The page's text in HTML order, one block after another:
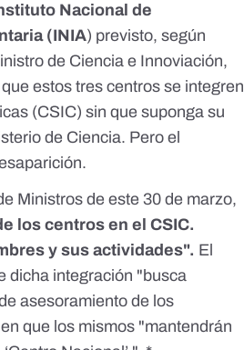
Nacional de
(INIA) previsto, según
de Ciencia e Innoviación,
estos tres centros se integren
(CSIC) sin que suponga su
de Ciencia. Pero el
Ministros de este 30 de marzo,
los centros en el CSIC.
y sus actividades". El
dicha integración "busca
asesoramiento de los
que los mismos "mantendrán